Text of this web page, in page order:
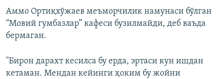
Аммо Ортиқхўжаев меъморчилик намунаси бўлган
“Мовий гумбазлар” кафеси бузилмайди, деб ваъда
бермаган.
"Бирон дарахт кесилса бу ерда, эртаси кун ишдан
кетаман. Мендан кейинги ҳоким бу жойни